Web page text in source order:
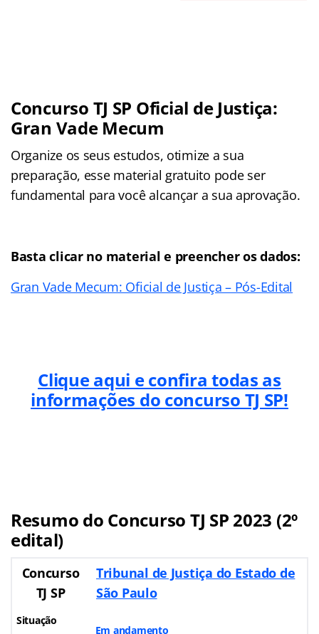
Concurso TJ SP Oficial de Justiça:
Gran Vade Mecum
Organize os seus estudos, otimize a sua
preparação, esse material gratuito pode ser
fundamental para você alcançar a sua aprovação.
Basta clicar no material e preencher os dados:
Gran Vade Mecum: Oficial de Justiça – Pós-Edital
Clique aqui e confira todas as
informações do concurso TJ SP!
Resumo do Concurso TJ SP 2023 (2º
edital)
Concurso
TJ SP
Tribunal de Justiça do Estado de
São Paulo
Situação
Em andamento